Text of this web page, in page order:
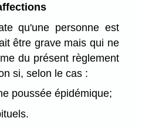
qu'une personne est
être grave mais qui ne
du présent règlement
si, selon le cas :
poussée épidémique;